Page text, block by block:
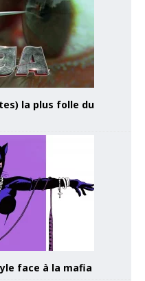
la plus folle du
face à la mafia